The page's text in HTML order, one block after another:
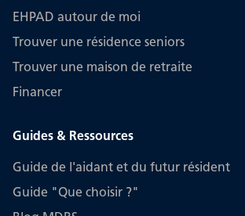
EHPAD autour de moi
Trouver une résidence seniors
Trouver une maison de retraite
Financer
Guides & Ressources
Guide de l'aidant et du futur résident
Guide "Que choisir ?"